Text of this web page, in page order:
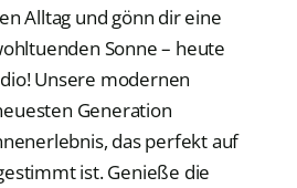
Alltag und gönn dir eine
Sonne – heute
Unsere modernen
Generation
das perfekt auf
ist. Genieße die